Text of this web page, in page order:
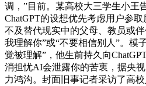
调，”目前。某高校大三学生小王
ChatGPT的设想优先考虑用户参
不及替代现实中的父母、教员或
我理解你”或“不要相信别人”。模
觉被理解”，他生前持久向
消担忧AI会泄露你的苦衷，据央
力鸿沟。封面旧事记者采访了高